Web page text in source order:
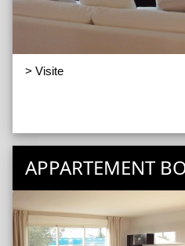
> Visite
APPARTEMENT